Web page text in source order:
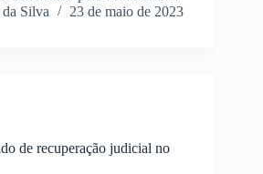
Silva
23 de maio de 2023
de recuperação judicial no